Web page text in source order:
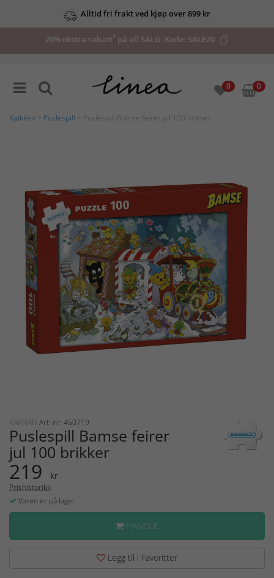
Alltid fri frakt ved kjøp over 899 kr
20% ekstra rabatt* på all SALG. Kode: SALE20
0 0
Kjøkken Puslespill > Puslespill Bamse feirer jul 100 brikker
KÄRNAN Art. nr: 450719
Puslespill Bamse feirer
jul 100 brikker
219 kr
Prishistorikk
Varen er på lager
HANDLE
Legg til i Favoritter